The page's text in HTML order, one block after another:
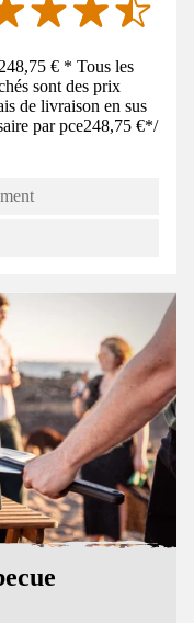
€ * Tous les
sont des prix
de livraison en sus
par pce248,75 €*/